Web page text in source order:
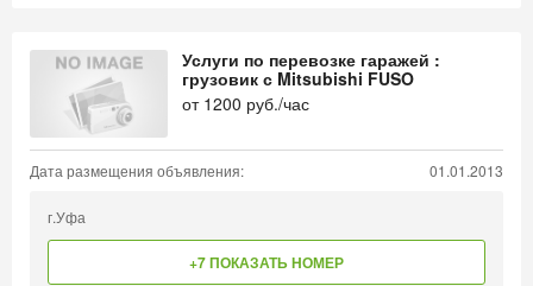
Услуги по перевозке гаражей :
грузовик с Mitsubishi FUSO
от 1200 руб./час
Дата размещения объявления: 01.01.2013
г.Уфа
+7 ПОКАЗАТЬ НОМЕР